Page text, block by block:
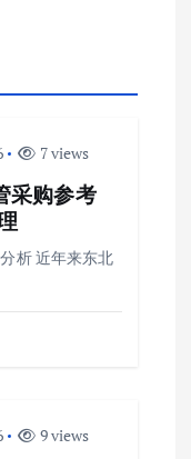
7 views
采购参考
析 近年来东北
9 views